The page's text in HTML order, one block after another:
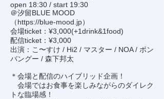
open 18:30 / start 19:30
＠汐留BLUE MOOD
（https://blue-mood.jp）
会場ticket：¥3,000(+1drink&1food)
配信ticket：¥3,000
出演：こ〜すけ / Hi2 / マスター / NOA / ボン
バングー / 森下邦太
＊会場と配信のハイブリッド企画！
会場ではお食事を楽しみながらのダイレク
トな臨場感！